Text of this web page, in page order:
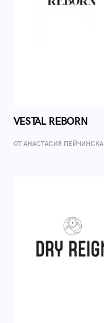
VESTAL REBORN
ОТ AНАСТАСИЯ ПЕЙЧИНСКА